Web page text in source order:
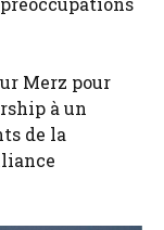
Merz pour
à un
de la